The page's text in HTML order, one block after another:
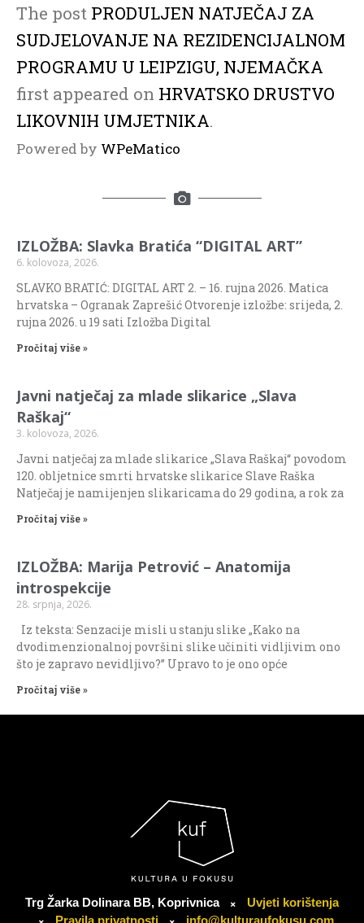
The post PRODULJEN NATJEČAJ ZA
SUDJELOVANJE NA REZIDENCIJALNOM
PROGRAMU U LEIPZIGU, NJEMAČKA
first appeared on HRVATSKO DRUSTVO
LIKOVNIH UMJETNIKA.
Powered by WPeMatico
IZLOŽBA: Slavka Bratića “DIGITAL ART”
6. kolovoza, 2026.
SLAVKO BRATIĆ: DIGITAL ART 2. – 16. rujna 2026. Matica
hrvatska – Ogranak Zaprešić Otvorenje izložbe: srijeda, 2.
rujna 2026. u 19 sati Izložba Digital
Pročitaj više »
Javni natječaj za mlade slikarice „Slava
Raškaj“
3. kolovoza, 2026.
Javni natječaj za mlade slikarice „Slava Raškaj“ povodom
120. obljetnice smrti hrvatske slikarice Slave Raška
Natječaj je namijenjen slikaricama do 29 godina, a rok za
Pročitaj više »
IZLOŽBA: Marija Petrović – Anatomija
introspekcije
28. srpnja, 2026.
Iz teksta: Senzacije misli u stanju slike „Kako na
dvodimenzionalnoj površini slike učiniti vidljivim ono
što je zapravo nevidljivo?” Upravo to je ono opće
Pročitaj više »
Trg Žarka Dolinara BB, Koprivnica
Uvjeti korištenja
Pravila privatnosti
info@kulturaufokusu.com